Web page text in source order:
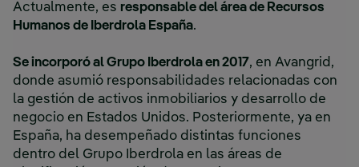
Actualmente, es responsable del área de Recursos
Humanos de Iberdrola España.
Se incorporó al Grupo Iberdrola en 2017, en Avangrid,
donde asumió responsabilidades relacionadas con
la gestión de activos inmobiliarios y desarrollo de
negocio en Estados Unidos. Posteriormente, ya en
España, ha desempeñado distintas funciones
dentro del Grupo Iberdrola en las áreas de